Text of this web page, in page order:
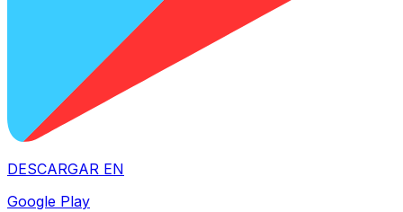
DESCARGAR EN
Google Play